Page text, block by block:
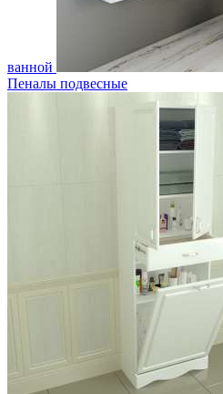
ванной
Пеналы подвесные